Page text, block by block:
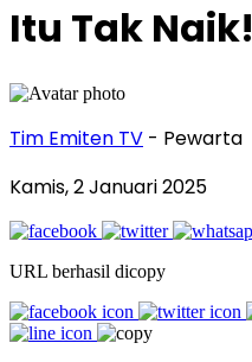
Itu Tak Naik!
Tim Emiten TV - Pewarta
Kamis, 2 Januari 2025
URL berhasil dicopy